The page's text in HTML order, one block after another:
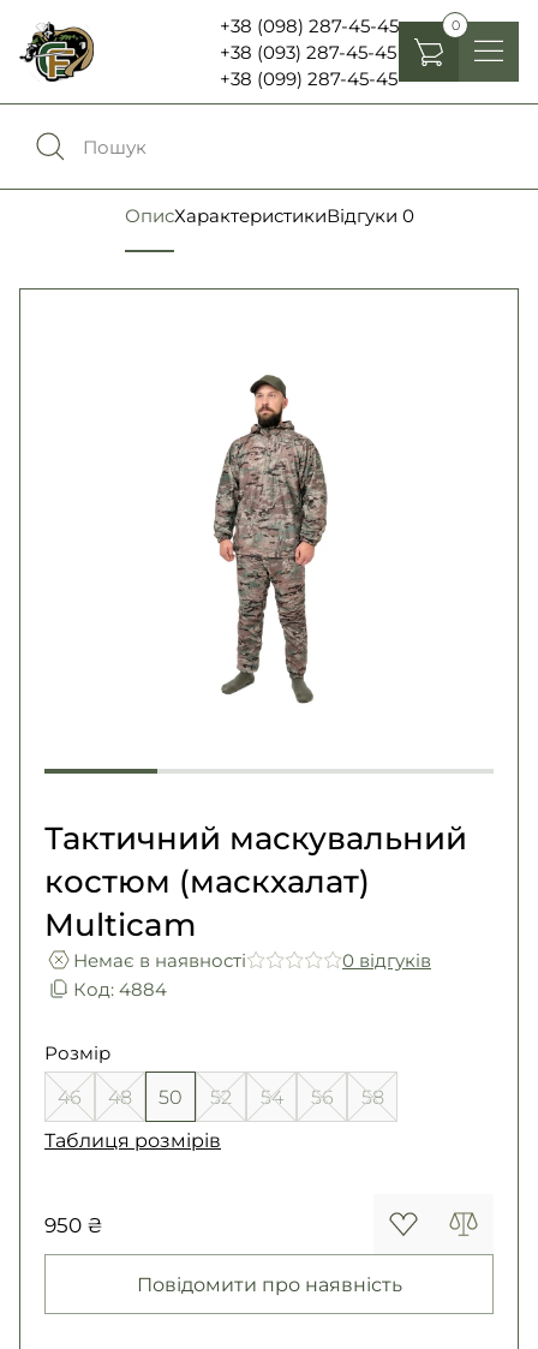
+38 (098) 287-45-45
+38 (093) 287-45-45
+38 (099) 287-45-45
0
Порівняння0
Обране0
Повернення та обмін
Ліхтарі , біноклі та елементи живлення
Ножі та мультитули
Шеврони, патчі та нашивки
Second Hand NATO
ОписХарактеристикиВідгуки 0
Тактичний маскувальний
костюм (маскхалат)
Multicam
Немає в наявності
0 вiдгукiв
Код: 4884
Розмір
46 48 50 52 54 56
58
Таблиця розмірів
950 ₴
Повідомити про наявність